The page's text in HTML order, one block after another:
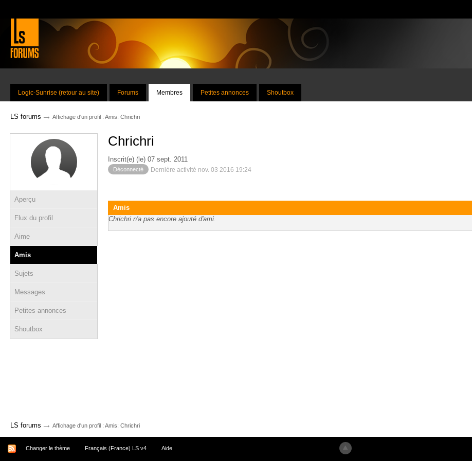
Logic-Sunrise (retour au site) Forums Membres Petites annonces Shoutbox
LS forums → Affichage d'un profil : Amis: Chrichri
Aperçu
Flux du profil
Aime
Amis
Sujets
Messages
Petites annonces
Shoutbox
Chrichri
Inscrit(e) (le) 07 sept. 2011
Déconnecté Dernière activité nov. 03 2016 19:24
Amis
Chrichri n'a pas encore ajouté d'ami.
LS forums → Affichage d'un profil : Amis: Chrichri
Changer le thème Français (France) LS v4 Aide